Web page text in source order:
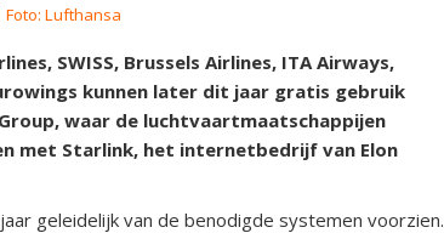
Foto: Lufthansa
SWISS, Brussels Airlines, ITA Airways,
kunnen later dit jaar gratis gebruik
waar de luchtvaartmaatschappijen
met Starlink, het internetbedrijf van Elon
geleidelijk van de benodigde systemen voorzien.